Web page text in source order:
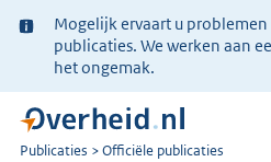
Ter
informatie:
Mogelijk ervaart u
publicaties. We werken aan
het ongemak.
U
Publicaties Officiële publicaties